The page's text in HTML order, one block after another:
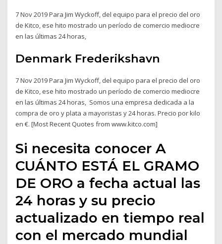
7 Nov 2019 Para Jim Wyckoff, del equipo para el precio del oro
de Kitco, ese hito mostrado un período de comercio mediocre
en las últimas 24 horas,
Denmark Frederikshavn
7 Nov 2019 Para Jim Wyckoff, del equipo para el precio del oro
de Kitco, ese hito mostrado un período de comercio mediocre
en las últimas 24 horas, Somos una empresa dedicada a la
compra de oro y plata a mayoristas y 24 horas. Precio por kilo
en €. [Most Recent Quotes from www.kitco.com]
Si necesita conocer A
CUÁNTO ESTÁ EL GRAMO
DE ORO a fecha actual las
24 horas y su precio
actualizado en tiempo real
con el mercado mundial